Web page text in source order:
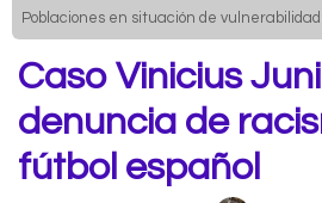
Poblaciones en situación de vulnerabilidad
Caso Vinicius
denuncia de
fútbol español